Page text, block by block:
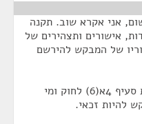
אני אקרא שוב. תקנה
אישורים ותצהירים של
של המבקש להירשם
2א(א) המבקש להירשם לפי הוראות סעיף 4א(6) לחוק ומי